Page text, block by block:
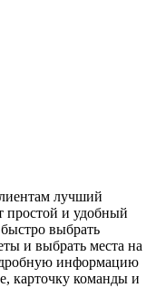
лучший
простой и удобный
выбрать
и выбрать места на
информацию
карточку команды и